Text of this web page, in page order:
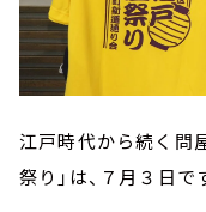
江戸時代から続く問
祭り」は、７月３日で